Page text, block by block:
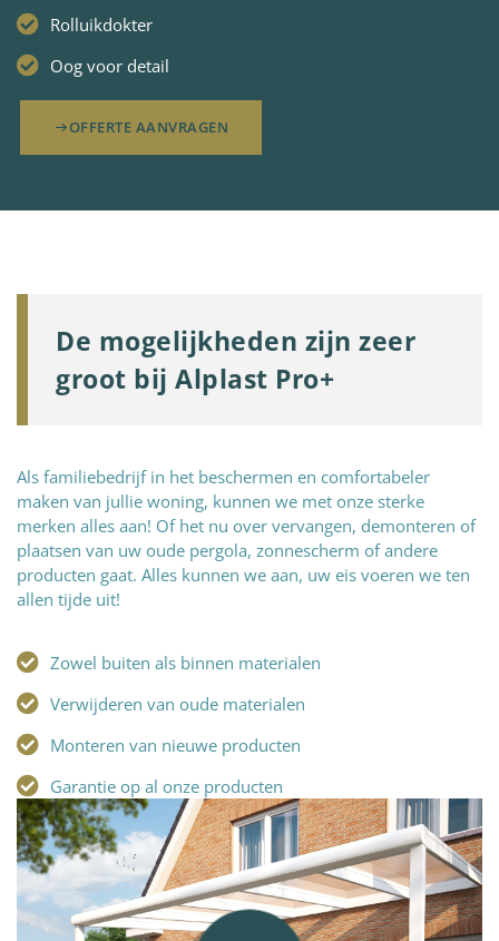
Rolluikdokter
Oog voor detail
OFFERTE AANVRAGEN
De mogelijkheden zijn zeer
groot bij Alplast Pro+
Als familiebedrijf in het beschermen en comfortabeler
maken van jullie woning, kunnen we met onze sterke
merken alles aan! Of het nu over vervangen, demonteren of
plaatsen van uw oude pergola, zonnescherm of andere
producten gaat. Alles kunnen we aan, uw eis voeren we ten
allen tijde uit!
Zowel buiten als binnen materialen
Verwijderen van oude materialen
Monteren van nieuwe producten
Garantie op al onze producten